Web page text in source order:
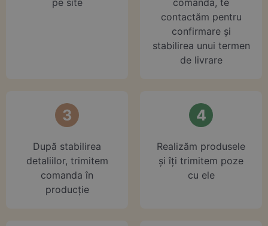
contactăm pentru
confirmare și
stabilirea unui termen
de livrare
3
După stabilirea
detaliilor, trimitem
comanda în
producție
4
Realizăm produsele
și îți trimitem poze
cu ele